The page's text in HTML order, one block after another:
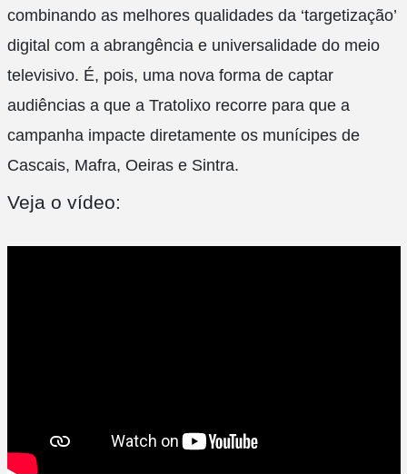
combinando as melhores qualidades da ‘targetização’
digital com a abrangência e universalidade do meio
televisivo. É, pois, uma nova forma de captar
audiências a que a Tratolixo recorre para que a
campanha impacte diretamente os munícipes de
Cascais, Mafra, Oeiras e Sintra.
Veja o vídeo: